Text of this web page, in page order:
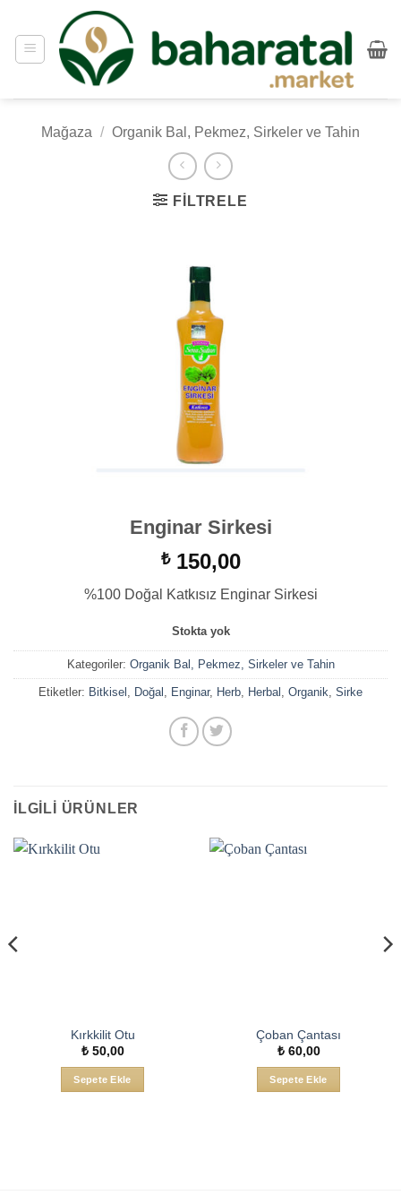
atla
Mağaza / Organik Bal, Pekmez, Sirkeler ve Tahin
FILTRELE
Enginar Sirkesi
₺150,00
%100 Doğal Katkısız Enginar Sirkesi
Stokta yok
Kategoriler: Organik Bal, Pekmez, Sirkeler ve Tahin
Etiketler: Bitkisel Doğal Enginar, Herb Herbal Organik Sirke
İLGILI ÜRÜNLER
Kırkkilit Otu
₺50,00
Sepete Ekle
Çoban Çantası
₺60,00
Sepete Ekle